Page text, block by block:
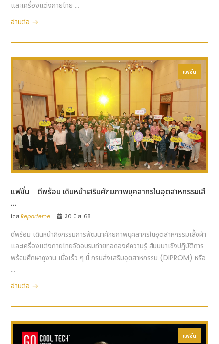
และเครื่องแต่งกายไทย ...
อ่านต่อ
แฟชั่น
แฟชั่น - ดีพร้อม เดินหน้าเสริมศักยภาพบุคลากรในอุตสาหกรรมเสื
...
โดยReporterne 30 มิ.ย. 68
ดีพร้อม เดินหน้ากิจกรรมการพัฒนาศักยภาพบุคลากรในอุตสาหกรรมเสื้อผ้า
และเครื่องแต่งกายไทยจัดอบรมถ่ายทอดองค์ความรู้ สัมมนาเชิงปฏิบัติการ
พร้อมศึกษาดูงาน เมื่อเร็ว ๆ นี้ กรมส่งเสริมอุตสาหกรรม (DIPROM) หรือ
...
อ่านต่อ
แฟชั่น